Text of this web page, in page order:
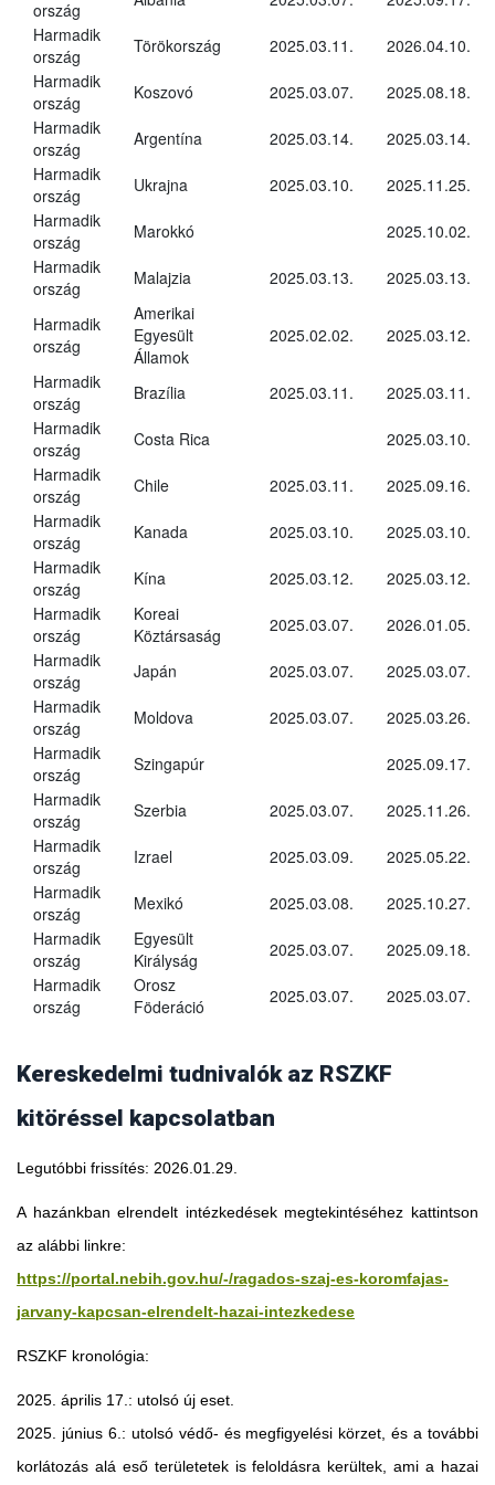
ország
Harmadik
ország
Törökország 2025.03.11.
2026.04.10.
Harmadik
ország
Koszovó 2025.03.07.
2025.08.18.
Harmadik
ország
Argentína 2025.03.14.
2025.03.14.
Harmadik
ország
Ukrajna 2025.03.10.
2025.11.25.
Harmadik
ország
Marokkó
2025.10.02.
Harmadik
ország
Malajzia 2025.03.13. 2025.03.13.
Harmadik
ország
Amerikai
Egyesült
Államok
2025.02.02. 2025.03.12.
Harmadik
ország
Brazília 2025.03.11.
2025.03.11.
Harmadik
ország
Costa Rica
2025.03.10.
Harmadik
ország
Chile 2025.03.11.
2025.09.16.
Harmadik
ország
Kanada 2025.03.10.
2025.03.10.
Harmadik
ország
Kína 2025.03.12.
2025.03.12.
Harmadik
ország
Koreai
Köztársaság
2025.03.07.
2026.01.05.
Harmadik
ország
Japán 2025.03.07.
2025.03.07.
Harmadik
ország
Moldova 2025.03.07.
2025.03.26.
Harmadik
ország
Szingapúr
2025.09.17.
Harmadik
ország
Szerbia 2025.03.07.
2025.11.26.
Harmadik
ország
Izrael 2025.03.09.
2025.05.22.
Harmadik
ország
Mexikó 2025.03.08.
2025.10.27.
Harmadik
ország
Egyesült
Királyság
2025.03.07.
2025.09.18.
Harmadik
ország
Orosz
Föderáció
2025.03.07. 2025.03.07.
Kereskedelmi tudnivalók az RSZKF
kitöréssel kapcsolatban
Legutóbbi frissítés: 2026.01.29.
A hazánkban elrendelt intézkedések megtekintéséhez kattintson
az alábbi linkre:
https://portal.nebih.gov.hu/-/ragados-szaj-es-koromfajas-
jarvany-kapcsan-elrendelt-hazai-intezkedese
RSZKF kronológia:
2025. április 17.: utolsó új eset.
2025. június 6.: utolsó védő- és megfigyelési körzet, és a további
korlátozás alá eső területetek is feloldásra kerültek, ami a hazai
Georgia